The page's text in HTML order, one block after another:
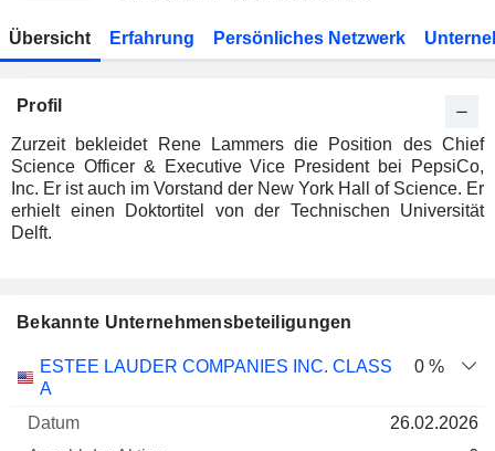
Übersicht Erfahrung Persönliches Netzwerk
Profil
Zurzeit bekleidet Rene Lammers die Position des Chief
Science Officer & Executive Vice President bei PepsiCo,
Inc. Er ist auch im Vorstand der New York Hall of Science. Er
erhielt einen Doktortitel von der Technischen Universität
Delft.
Bekannte Unternehmensbeteiligungen
Anzahl
ESTEE LAUDER COMPANIES INC. CLASS
A
0 %
26.02.2026